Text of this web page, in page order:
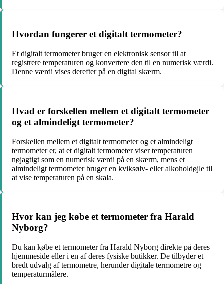
Hvordan fungerer et digitalt termometer?
Et digitalt termometer bruger en elektronisk sensor til at
registrere temperaturen og konvertere den til en numerisk værdi.
Denne værdi vises derefter på en digital skærm.
Hvad er forskellen mellem et digitalt termometer
og et almindeligt termometer?
Forskellen mellem et digitalt termometer og et almindeligt
termometer er, at et digitalt termometer viser temperaturen
nøjagtigt som en numerisk værdi på en skærm, mens et
almindeligt termometer bruger en kviksølv- eller alkoholdøjle til
at vise temperaturen på en skala.
Hvor kan jeg købe et termometer fra Harald
Nyborg?
Du kan købe et termometer fra Harald Nyborg direkte på deres
hjemmeside eller i en af deres fysiske butikker. De tilbyder et
bredt udvalg af termometre, herunder digitale termometre og
temperaturmålere.